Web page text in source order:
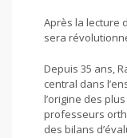
Après la lecture
sera
Depuis 35 ans,
central dans
l’origine des
professeurs
des bilans